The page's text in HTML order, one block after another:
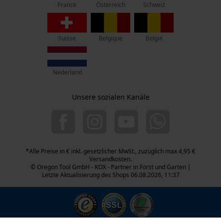
Retouren-Adresse:
Beim Erlenwäldchen 14/2
71522 Backnang
Telefon Erreichbarkeit:
Mo.-Fr.: 07:00 - 18:00 Uhr
Sa.: 09:00 - 13:00 Uhr
France Österreich Schweiz
Suisse Belgique België
Nederland
Unsere sozialen Kanäle
*Alle Preise in € inkl. gesetzlicher MwSt., zuzüglich max 4,95 €
Versandkosten.
© Oregon Tool GmbH - KOX - Partner in Forst und Garten |
Letzte Aktualisierung des Shops 06.08.2026, 11:37